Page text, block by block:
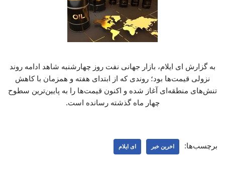
به گزارش ای ایلام، بازار جهانی نفت روز چهارشنبه شاهد ادامه روند
نزولی قیمت‌ها بود؛ روندی که از ابتدای هفته و همزمان با کاهش
تنش‌های منطقه‌ای آغاز شده و اکنون قیمت‌ها را به پایین‌ترین سطوح
چهار ماه گذشته رسانده است.
برچسب‌ها: اخرین خبر ای ایلام